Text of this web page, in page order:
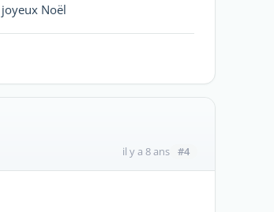
Noël
il y a 8 ans #4